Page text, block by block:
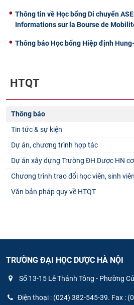
Thông tin về Học bổng Di chuyển
Informations sur la Bourse de
Thông báo Học bổng Hiệp định
HTQT
Thông báo
Tin tức & sự kiện
Dự án, chương trình hợp tác
Dự án xây dựng Trường ĐH Dược HN
Chương trình trao đổi học viên, sinh viên
Văn bản pháp quy về HTQT
TRƯỜNG ĐẠI HỌC DƯỢC HÀ NỘI
Số 13-15 Lê Thánh Tông - Phường
Điện thoại : (024) 382-545-39. Fax :